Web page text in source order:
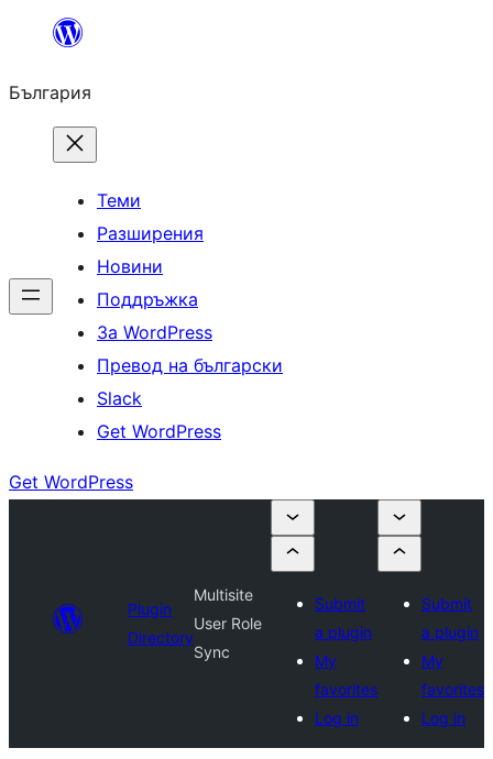
България
Теми
Разширения
Новини
Поддръжка
За WordPress
Превод на български
Slack
Get WordPress
Get WordPress
Plugin
Directory
Multisite
User Role
Sync
Submit
a plugin
My
favorites
Log in
Submit
a plugin
My
favorites
Log in